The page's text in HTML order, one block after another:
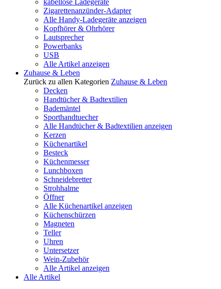
kabellose Ladegeräte
Zigarettenanzünder-Adapter
Alle Handy-Ladegeräte anzeigen
Kopfhörer & Ohrhörer
Lautsprecher
Powerbanks
USB
Alle Artikel anzeigen
Zuhause & Leben
Zurück zu allen Kategorien Zuhause & Leben
Decken
Handtücher & Badtextilien
Bademäntel
Sporthandtuecher
Alle Handtücher & Badtextilien anzeigen
Kerzen
Küchenartikel
Besteck
Küchenmesser
Lunchboxen
Schneidebretter
Strohhalme
Öffner
Alle Küchenartikel anzeigen
Küchenschürzen
Magneten
Teller
Uhren
Untersetzer
Wein-Zubehör
Alle Artikel anzeigen
Alle Artikel